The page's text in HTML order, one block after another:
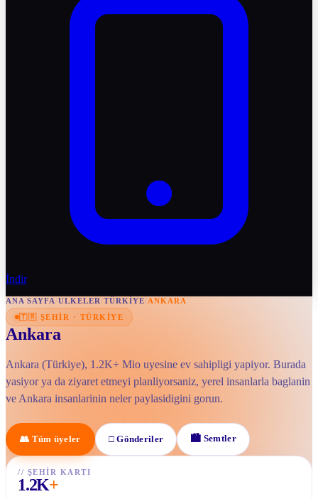
İndir
ANA SAYFA/ULKELER/TÜRKIYE/ANKARA
🇹🇷 ŞEHIR · TÜRKIYE
Ankara
Ankara (Türkiye), 1.2K+ Mio uyesine ev sahipligi yapiyor. Burada
yasiyor ya da ziyaret etmeyi planliyorsaniz, yerel insanlarla baglanin
ve Ankara insanlarinin neler paylasidigini gorun.
👥 Tüm üyeler □Gönderiler 🏙 Semtler
// ŞEHIR KARTI
1.2K+